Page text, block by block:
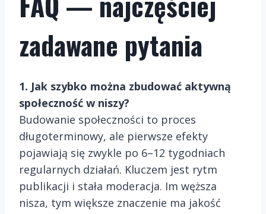
zadawane pytania
1. Jak szybko można zbudować aktywną
społeczność w niszy?
Budowanie społeczności to proces
długoterminowy, ale pierwsze efekty
pojawiają się zwykle po 6–12 tygodniach
regularnych działań. Kluczem jest rytm
publikacji i stała moderacja. Im węższa
nisza, tym większe znaczenie ma jakość